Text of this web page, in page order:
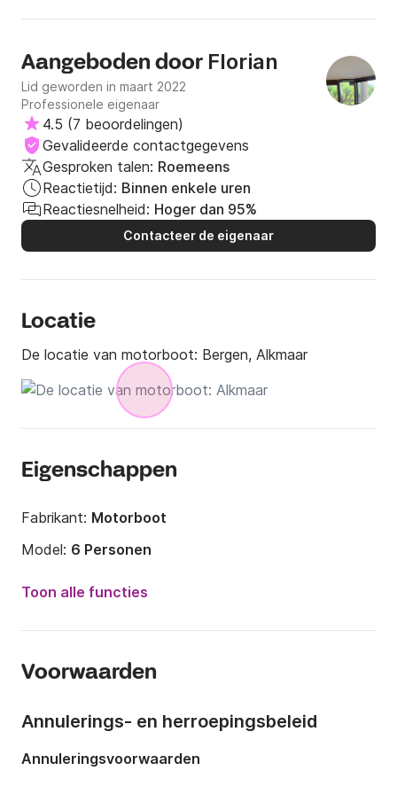
Aangeboden door Florian
Lid geworden in maart 2022
Professionele eigenaar
4.5 (7 beoordelingen)
Gevalideerde contactgegevens
Gesproken talen: Roemeens
Reactietijd: Binnen enkele uren
Reactiesnelheid: Hoger dan 95%
Contacteer de eigenaar
Locatie
De locatie van motorboot: Bergen, Alkmaar
Eigenschappen
Fabrikant: Motorboot
Model: 6 Personen
4m
Toon alle functies
Voorwaarden
Annulerings- en herroepingsbeleid
Annuleringsvoorwaarden